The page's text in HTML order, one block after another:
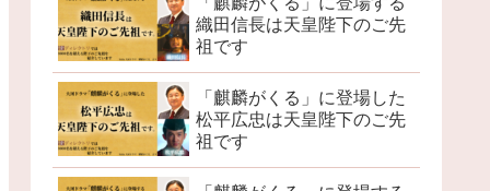
織田信長は天皇陛下のご先
祖です
「麒麟がくる」に登場した
松平広忠は天皇陛下のご先
祖です